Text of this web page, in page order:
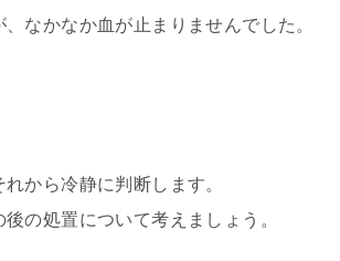
なかなか血が止まりませんでした。
から冷静に判断します。
の処置について考えましょう。